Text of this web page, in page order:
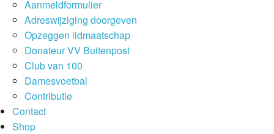
Aanmeldformulier
Adreswijziging doorgeven
Opzeggen lidmaatschap
Donateur VV Buitenpost
Club van 100
Damesvoetbal
Contributie
Contact
Shop